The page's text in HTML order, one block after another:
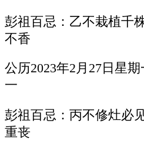
彭祖百忌：乙不栽植千
不香
公历2023年2月27日星
一
彭祖百忌：丙不修灶必
重丧